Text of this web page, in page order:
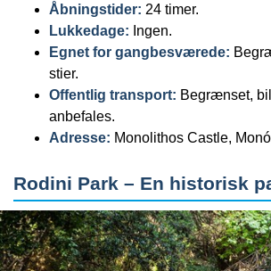
Åbningstider: 24 timer.
Lukkedage: Ingen.
Egnet for gangbesværede:
stier.
Offentlig transport: Begrænset,
anbefales.
Adresse: Monolithos Castle,
Rodini Park – En historisk